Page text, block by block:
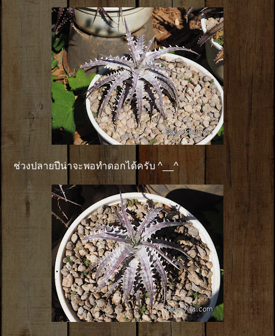
ช่วงปลายปีน่าจะพอทำดอกได้ครับ ^__^